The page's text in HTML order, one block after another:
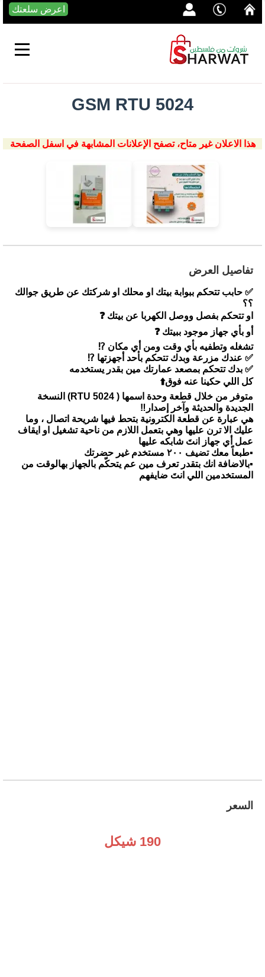
اعرض سلعتك
GSM RTU 5024
هذا الاعلان غير متاح، تصفح الإعلانات المشابهة في اسفل الصفحة
تفاصيل العرض
✅ حابب تتحكم ببوابة بيتك او محلك او شركتك عن طريق جوالك
؟؟
او تتحكم بفصل ووصل الكهربا عن بيتك ❓
أو بأي جهاز موجود ببيتك ❓
تشغله وتطفيه بأي وقت ومن أي مكان ⁉️
✅ عندك مزرعة وبدك تتحكم بأحد أجهزتها ⁉️
✅ بدك تتحكم بمصعد عمارتك مين بقدر يستخدمه
كل اللي حكينا عنه فوق⬆️
متوفر من خلال قطعة وحدة اسمها ( RTU 5024) النسخة
الجديدة والحديثة وآخر إصدار‼️
هي عبارة عن قطعة الكترونية بتحط فيها شريحة اتصال ، وما
عليك الا ترن عليها وهي بتعمل اللازم من ناحية تشغيل او ايقاف
عمل أي جهاز انتَ شابكه عليها
▪️طبعاً معك تضيف ٢٠٠ مستخدم غير حضرتك
▪️بالاضافة انك بتقدر تعرف مين عم يتحكّم بالجهاز بهالوقت من
المستخدمين اللي انتَ ضايفهم
السعر
190 شيكل